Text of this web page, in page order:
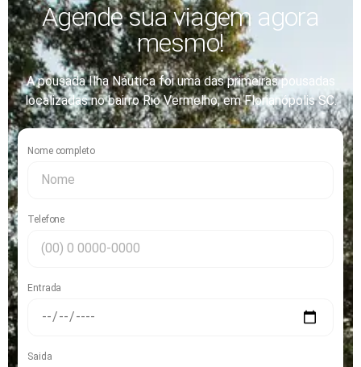
Agende sua viagem agora
mesmo!
A pousada Ilha Náutica foi uma das primeiras pousadas
localizadas no bairro Rio Vermelho, em Florianópolis SC.
Nome completo
Telefone
Entrada
Saida